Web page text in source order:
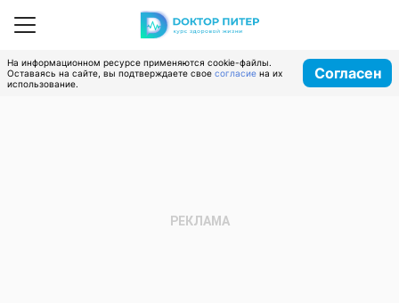
На информационном ресурсе применяются cookie-файлы.
Оставаясь на сайте, вы подтверждаете свое согласие на их
использование.
Согласен